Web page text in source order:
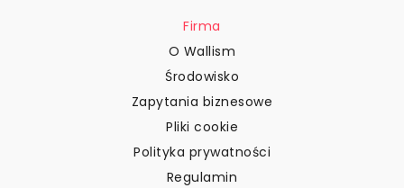
Firma
O Wallism
Środowisko
Zapytania biznesowe
Pliki cookie
Polityka prywatności
Regulamin